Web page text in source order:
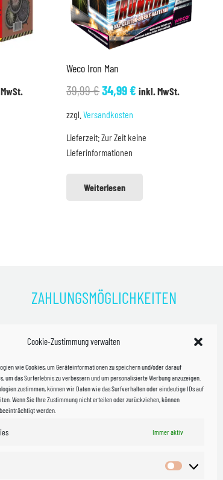
Cookie-Zustimmung verwalten
wie Cookies, um Geräteinformationen zu speichern und/oder darauf
um das Surferlebnis zu verbessern und um personalisierte Werbung anzuzeigen.
zustimmen, können wir Daten wie das Surfverhalten oder eindeutige IDs auf
Wenn Sie Ihre Zustimmung nicht erteilen oder zurückziehen, können
werden.
Immer aktiv
Vorlieben
Weco Iron Man
39,99€Ursprünglicher
Preis
39,99 €
34,99€Aktueller
34,99 €.
inkl. MwSt.
zzgl.Versandkosten
Lieferzeit:Zur Zeit keine
Lieferinformationen
Weiterlesen
ZAHLUNGSMÖGLICHKEITEN